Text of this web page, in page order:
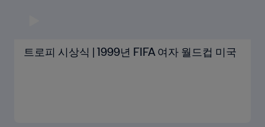
트로피 시상식 | 1999년 FIFA 여자 월드컵 미국